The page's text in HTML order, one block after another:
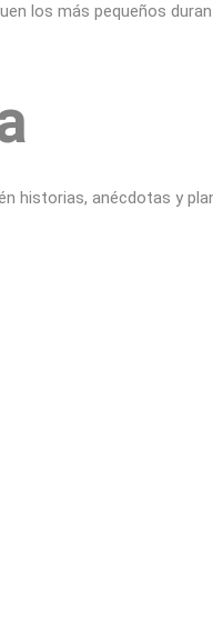
los más pequeños
historias, anécdotas y